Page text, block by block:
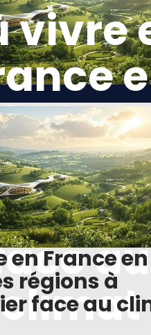
vivre
:
au
climat
en France en
régions à
face au